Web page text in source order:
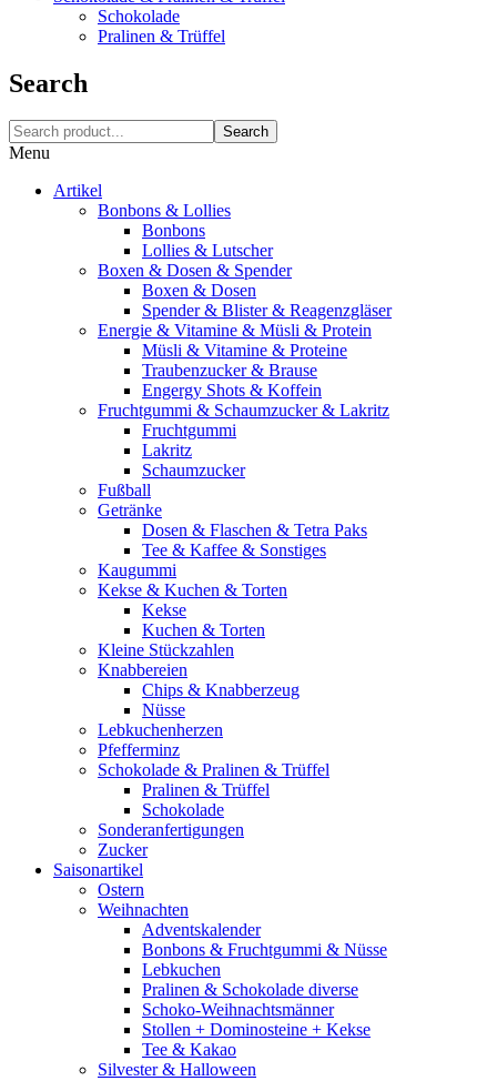
Schokolade
Pralinen & Trüffel
Search
Search
Menu
Artikel
Bonbons & Lollies
Bonbons
Lollies & Lutscher
Boxen & Dosen & Spender
Boxen & Dosen
Spender & Blister & Reagenzgläser
Energie & Vitamine & Müsli & Protein
Müsli & Vitamine & Proteine
Traubenzucker & Brause
Engergy Shots & Koffein
Fruchtgummi & Schaumzucker & Lakritz
Fruchtgummi
Lakritz
Schaumzucker
Fußball
Getränke
Dosen & Flaschen & Tetra Paks
Tee & Kaffee & Sonstiges
Kaugummi
Kekse & Kuchen & Torten
Kekse
Kuchen & Torten
Kleine Stückzahlen
Knabbereien
Chips & Knabberzeug
Nüsse
Lebkuchenherzen
Pfefferminz
Schokolade & Pralinen & Trüffel
Pralinen & Trüffel
Schokolade
Sonderanfertigungen
Zucker
Saisonartikel
Ostern
Weihnachten
Adventskalender
Bonbons & Fruchtgummi & Nüsse
Lebkuchen
Pralinen & Schokolade diverse
Schoko-Weihnachtsmänner
Stollen + Dominosteine + Kekse
Tee & Kakao
Silvester & Halloween